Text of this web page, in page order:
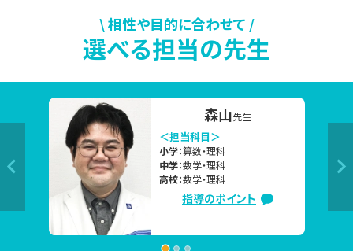
指導学院 溝の口南口教室の無料学習相談会をご活用くださ
▼今の時期、よくいただくご相談内容
「部活を引退したので、高校受験に向けて本格的に勉強を始
「2学期の定期テストで高得点を取るために、夏休み中にしっ
かり対策したい」
「夏休み中に苦手克服したいけど、なかなか思うように勉強
が進んでない」
\ 相性や目的に合わせて /
選べる担当の先生
濱本先生
＜担当科目＞
小学：算数・国語・社会
中学：数学・英語・国語・社会
高校：数学・英語・国語・社会
指導のポイント